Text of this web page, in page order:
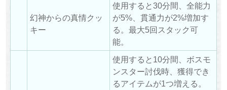
幻神からの真情クッ
キー
使用すると30分間、全能力
が5%、貫通力が2%増加す
る。最大5回スタック可
能。
使用すると10分間、ボスモ
ンスター討伐時、獲得でき
るアイテムが1つ増える。